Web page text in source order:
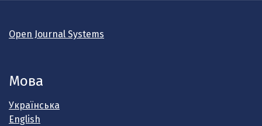
Open Journal Systems
Мова
Українська
English